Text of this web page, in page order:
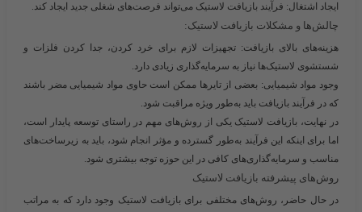
ایجاد اشتغال: فرآیند بازیافت لاستیک می‌تواند فرصت‌های شغلی جدید ایجاد کند.
چالش‌ها و مشکلات بازیافت لاستیک:
هزینه‌های بالای بازیافت: تجهیزات لازم برای خرد کردن، جدا کردن فلزات و
شستشوی لاستیک‌ها نیاز به سرمایه‌گذاری زیادی دارد.
وجود مواد شیمیایی: بعضی از تایرها ممکن است حاوی مواد شیمیایی مضر باشند
که در فرآیند بازیافت باید به‌طور ویژه مراقبت شود.
در نهایت، بازیافت لاستیک یکی از روش‌های مهم در راستای توسعه پایدار است،
اما برای اینکه این فرآیند به‌طور گسترده و مؤثر انجام شود، باید به زیرساخت‌های
مناسب و سرمایه‌گذاری‌های کافی در این حوزه توجه بیشتری شود.
روش‌های پیشرفته بازیافت لاستیک
در حال حاضر، روش‌های مختلفی برای بازیافت لاستیک وجود دارد که به مراتب